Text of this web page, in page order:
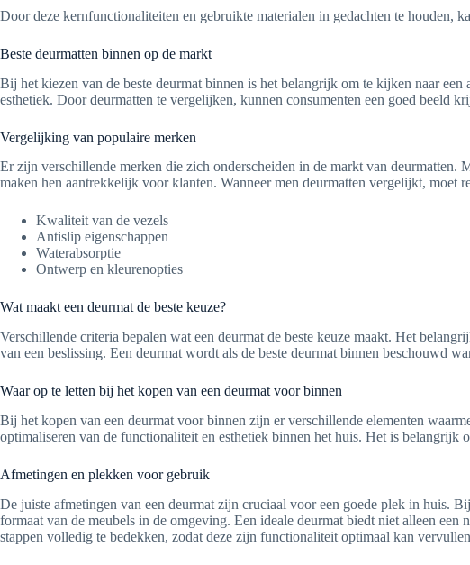
Door deze kernfunctionaliteiten en gebruikte materialen in gedachten te houden,
Beste deurmatten binnen op de markt
Bij het kiezen van de beste deurmat binnen is het belangrijk om te kijken naar
esthetiek. Door deurmatten te vergelijken, kunnen consumenten een goed beeld
Vergelijking van populaire merken
Er zijn verschillende merken die zich onderscheiden in de markt van
maken hen aantrekkelijk voor klanten. Wanneer men deurmatten vergelijkt, moet
Kwaliteit van de vezels
Antislip eigenschappen
Waterabsorptie
Ontwerp en kleurenopties
Wat maakt een deurmat de beste keuze?
Verschillende criteria bepalen wat een deurmat de beste keuze maakt. Het
van een beslissing. Een deurmat wordt als de beste deurmat binnen beschouwd
Waar op te letten bij het kopen van een deurmat voor binnen
Bij het kopen van een deurmat voor binnen zijn er verschillende elementen
optimaliseren van de functionaliteit en esthetiek binnen het huis. Het is belangrijk
Afmetingen en plekken voor gebruik
De juiste afmetingen van een deurmat zijn cruciaal voor een goede plek in huis.
formaat van de meubels in de omgeving. Een ideale deurmat biedt niet alleen
stappen volledig te bedekken, zodat deze zijn functionaliteit optimaal kan